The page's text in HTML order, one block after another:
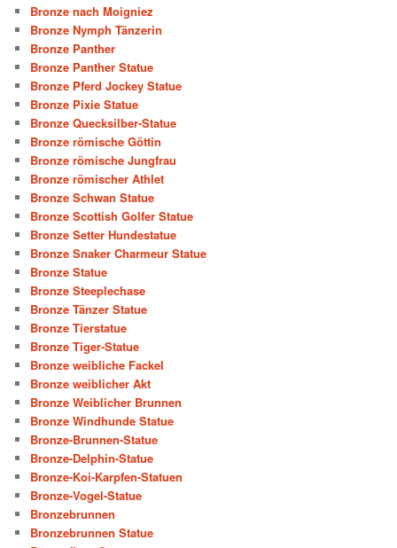
Bronze nach Moigniez
Bronze Nymph Tänzerin
Bronze Panther
Bronze Panther Statue
Bronze Pferd Jockey Statue
Bronze Pixie Statue
Bronze Quecksilber-Statue
Bronze römische Göttin
Bronze römische Jungfrau
Bronze römischer Athlet
Bronze Schwan Statue
Bronze Scottish Golfer Statue
Bronze Setter Hundestatue
Bronze Snaker Charmeur Statue
Bronze Statue
Bronze Steeplechase
Bronze Tänzer Statue
Bronze Tierstatue
Bronze Tiger-Statue
Bronze weibliche Fackel
Bronze weiblicher Akt
Bronze Weiblicher Brunnen
Bronze Windhunde Statue
Bronze-Brunnen-Statue
Bronze-Delphin-Statue
Bronze-Koi-Karpfen-Statuen
Bronze-Vogel-Statue
Bronzebrunnen
Bronzebrunnen Statue